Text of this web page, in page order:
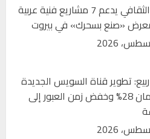
مسائية جديدة بنكهات
المورد الثقافي يدعم 7 مشاريع فنية عربية
«صنع بسحرك» في بيروت
تطوير قناة السويس الجديدة
رفع الأمان 28% وخفض زمن العبور إلى